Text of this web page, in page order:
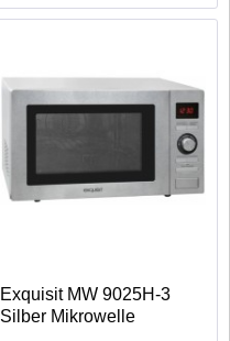
Exquisit MW 9025H-3
Silber Mikrowelle